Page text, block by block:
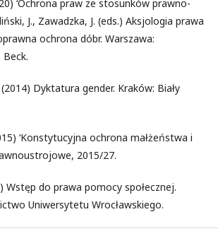
‘Ochrona praw ze stosunków prawno-
J., Zawadzka, J. (eds.) Aksjologia prawa
ochrona dóbr. Warszawa:
Dyktatura gender. Kraków: Biały
‘Konstytucyjna ochrona małżeństwa i
2015/27.
Wstęp do prawa pomocy społecznej.
Uniwersytetu Wrocławskiego.